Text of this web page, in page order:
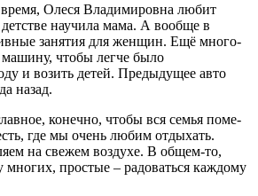
время, Олеся Владимировна любит
научила мама. А вообще в
занятия для женщин. Ещё много­
машину, чтобы легче было
и возить детей. Предыдущее авто
назад.
конечно, чтобы вся семья поме­
где мы очень любим отдыхать.
на свежем воздухе. В общем-то,
мно­гих, простые – радоваться каждому